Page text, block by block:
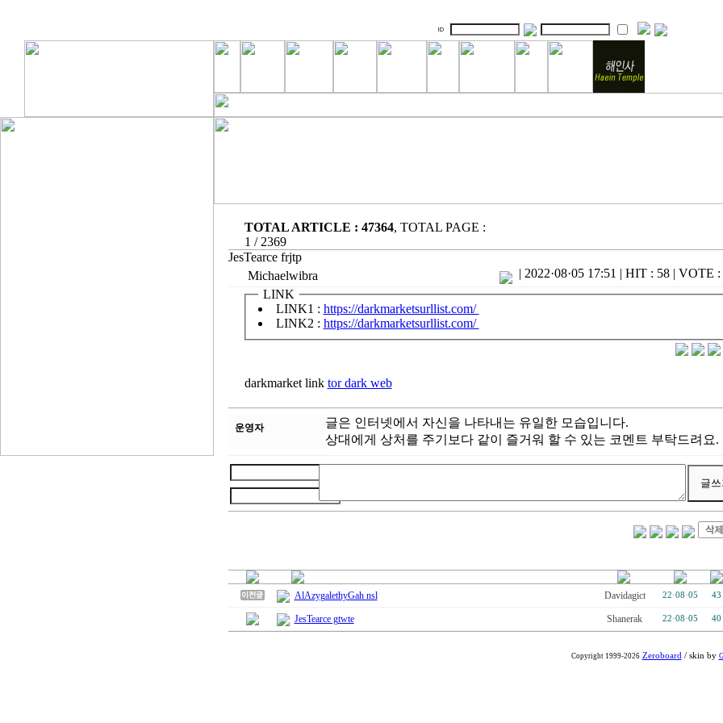
TOTAL ARTICLE : 47364, TOTAL PAGE :
1 / 2369
JesTearce frjtp
Michaelwibra
| 2022·08·05 17:51 | HIT : 58 | VOTE :
LINK
LINK1 : https://darkmarketsurllist.com/
LINK2 : https://darkmarketsurllist.com/
darkmarket link tor dark web
운영자
글은 인터넷에서 자신을 나타내는 유일한 모습입니다.
상대에게 상처를 주기보다 같이 즐거워 할 수 있는 코멘트 부탁드려요.
AlAzygalethyGah nsl Davidagict 22·08·05 43
JesTearce gtwte Shanerak 22·08·05 40
Copyright 1999-2026 Zeroboard / skin by